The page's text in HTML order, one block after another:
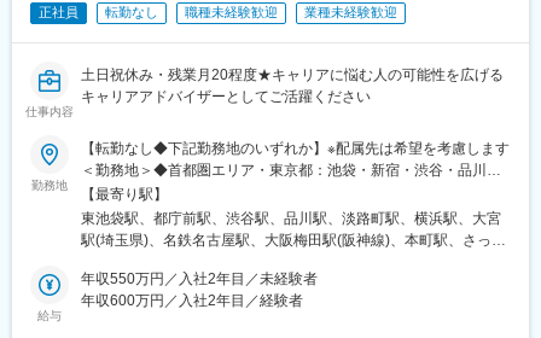
正社員 転勤なし 職種未経験歓迎 業種未経験歓迎
仕事内容
土日祝休み・残業月20程度★キャリアに悩む人の可能性を広げる
キャリアアドバイザーとしてご活躍ください
勤務地
【転勤なし◆下記勤務地のいずれか】※配属先は希望を考慮します
＜勤務地＞◆首都圏エリア・東京都：池袋・新宿・渋谷・品川・
神田・神奈川県：横浜・埼玉県：大宮◆関西・東海エリア・大阪
府：梅田・大阪本町・愛知県：名古屋◆その他エリア（※普通自動
車運転免許 必須）・北海道（札幌）／宮城県（仙台）／群馬県
／京都府（京都）・岡山県（岡山）／広島県（広島）／鹿児島県
（鹿児島）地域に根付いて長く働きたい方を歓迎します！【受動
【最寄り駅】
東池袋駅、都庁前駅、渋谷駅、品川駅、淡路町駅、横浜駅、大宮
駅(埼玉県)、名鉄名古屋駅、大阪梅田駅(阪神線)、本町駅、さっぽ
四条駅(京都市営)、岡山駅前駅、広島駅、鹿児島中央駅、東池袋四
丁目駅、新宿駅、神泉駅、北品川駅、小川町駅(東京都)、国際セン
給与
年収550万円／入社2年目／未経験者
年収600万円／入社2年目／経験者